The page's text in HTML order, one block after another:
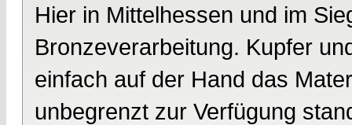
Hier in Mittelhessen und im
Bronzeverarbeitung. Kupfer
einfach auf der Hand das
unbegrenzt zur Verfügung